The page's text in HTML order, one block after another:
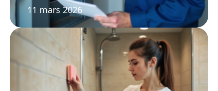
11 mars 2026